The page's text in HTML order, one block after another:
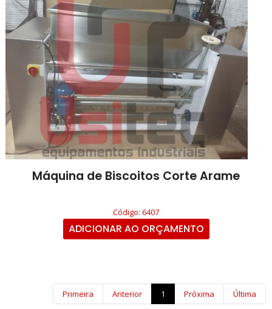
Máquina de Biscoitos Corte Arame
Código: 6407
ADICIONAR AO ORÇAMENTO
Primeira Anterior 1 Próxima Última